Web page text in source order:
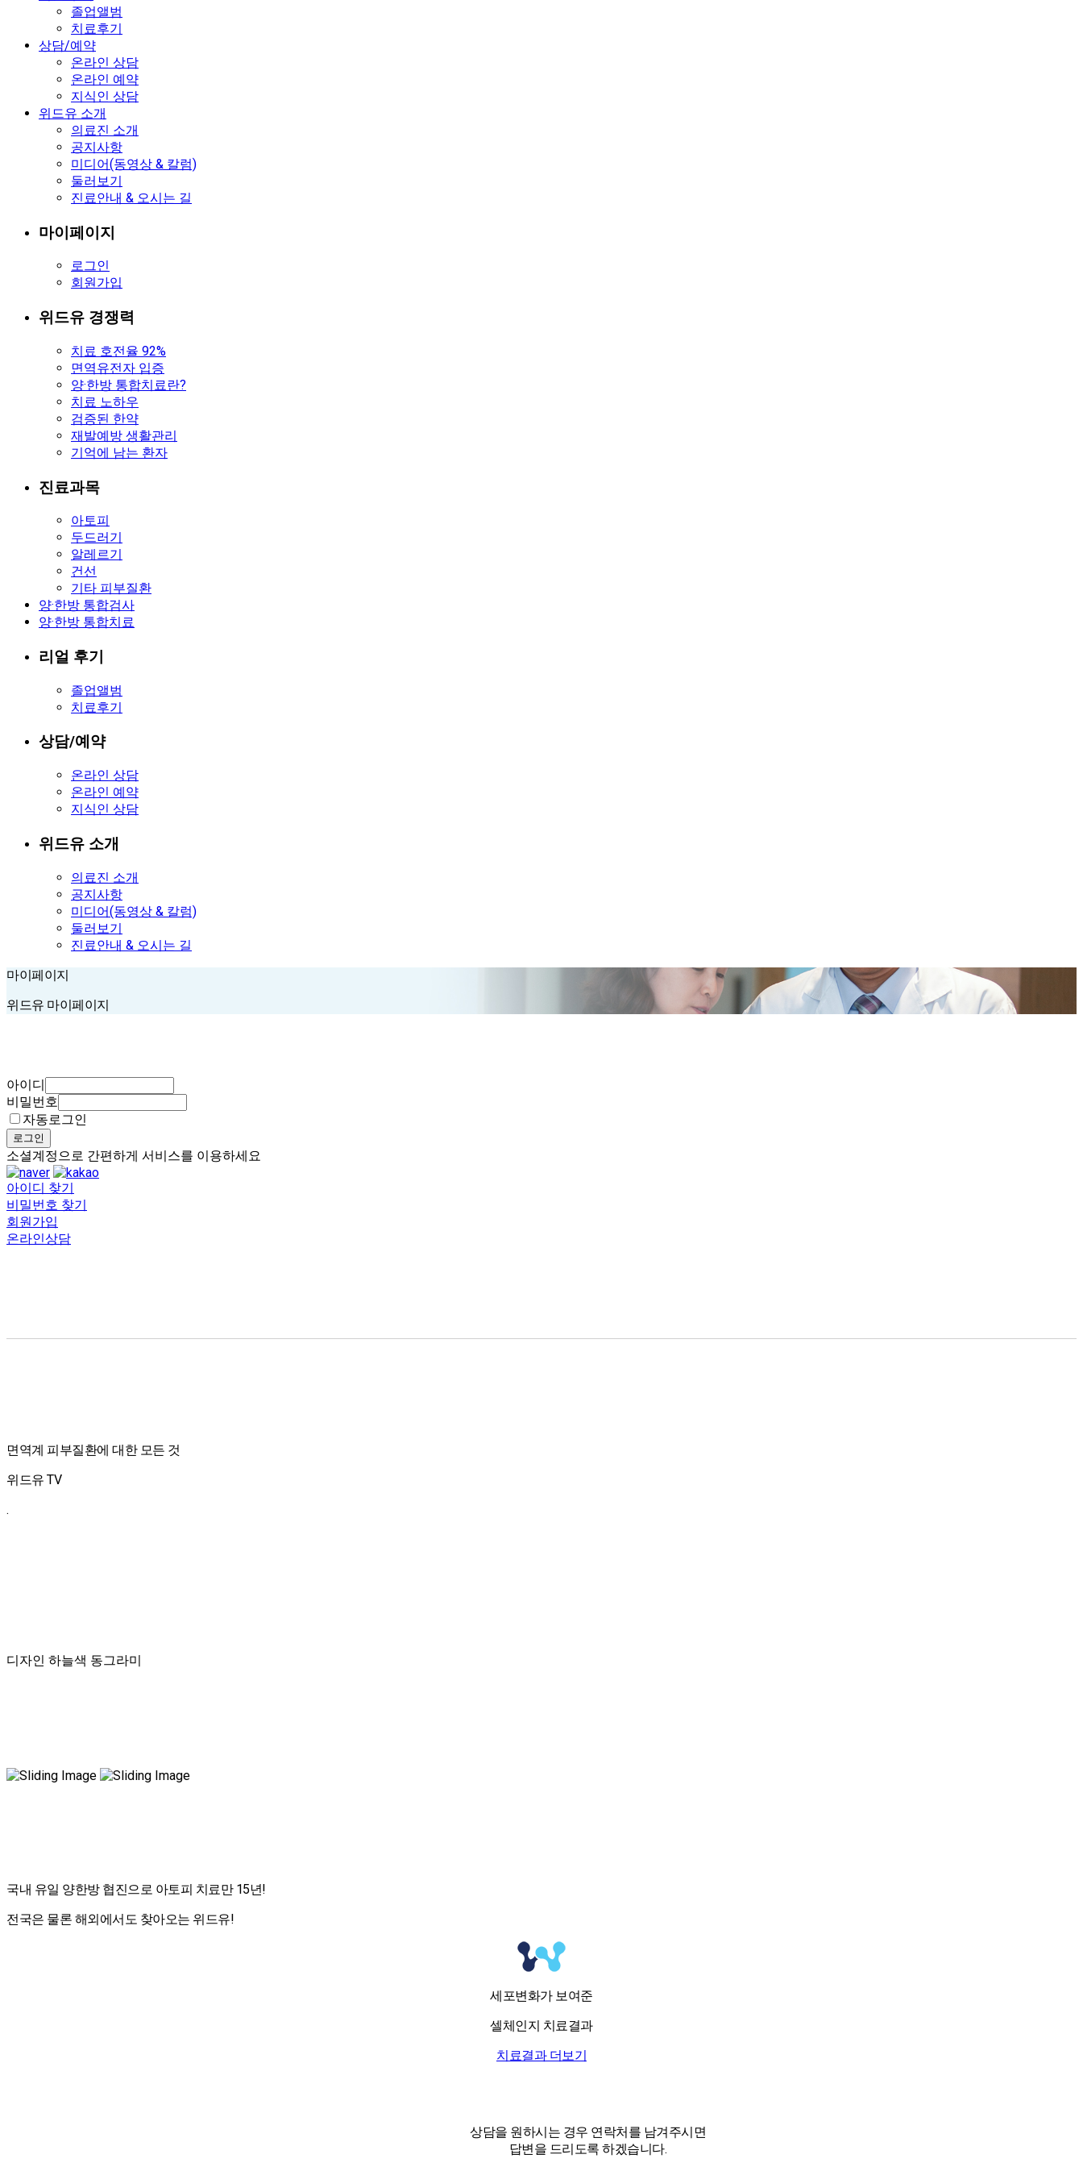
졸업앨범
치료후기
상담/예약
온라인 상담
온라인 예약
지식인 상담
위드유 소개
의료진 소개
공지사항
미디어(동영상 & 칼럼)
둘러보기
진료안내 & 오시는 길
마이페이지
로그인
회원가입
위드유 경쟁력
치료 호전율 92%
면역유전자 입증
양·한방 통합치료란?
치료 노하우
검증된 한약
재발예방 생활관리
기억에 남는 환자
진료과목
아토피
두드러기
알레르기
건선
기타 피부질환
양·한방 통합검사
양·한방 통합치료
리얼 후기
졸업앨범
치료후기
상담/예약
온라인 상담
온라인 예약
지식인 상담
위드유 소개
의료진 소개
공지사항
미디어(동영상 & 칼럼)
둘러보기
진료안내 & 오시는 길
마이페이지
마이페이지
위드유 마이페이지
아이디
비밀번호
자동로그인
로그인
소셜계정으로 간편하게 서비스를 이용하세요
아이디 찾기
비밀번호 찾기
회원가입
온라인상담
면역계 피부질환에 대한 모든 것
위드유 TV
.
디자인 하늘색 동그라미
국내 유일 양한방 협진으로 아토피 치료만 15년!
전국은 물론 해외에서도 찾아오는 위드유!
세포변화가 보여준
셀체인지 치료결과
치료결과 더보기
상담을 원하시는 경우 연락처를 남겨주시면
답변을 드리도록 하겠습니다.